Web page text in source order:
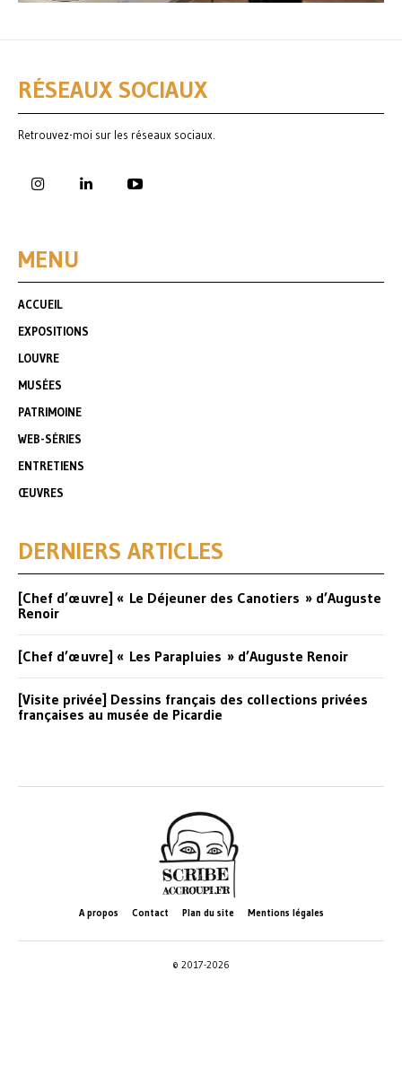
RÉSEAUX SOCIAUX
Retrouvez-moi sur les réseaux sociaux.
MENU
ACCUEIL
EXPOSITIONS
LOUVRE
MUSÉES
PATRIMOINE
WEB-SÉRIES
ENTRETIENS
ŒUVRES
DERNIERS ARTICLES
[Chef d’œuvre] « Le Déjeuner des Canotiers » d’Auguste
Renoir
[Chef d’œuvre] « Les Parapluies » d’Auguste Renoir
[Visite privée] Dessins français des collections privées
françaises au musée de Picardie
A propos Contact Plan du site Mentions légales
© 2017-2026